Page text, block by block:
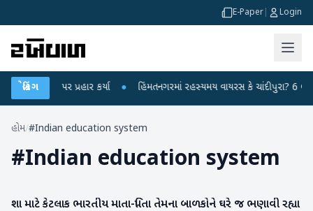
E-Paper Login
બ્રેકિંગ
કેન્દ્ર પર પ્રહાર કર્યા ● હિંમતનગરમાં રહસ્યમય વાયરસ કે ચાંદીપુરા? 6
હોમ/#Indian education system
#Indian education system
રાષ્ટ્રીય
શા માટે કેટલાક ભારતીય માતા-પિતા તેમના બાળકોને ઘરે જ ભણાવી રહ્યા